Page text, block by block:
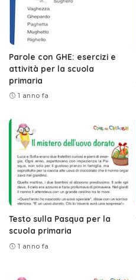
Parole con GHE: esercizi e
attività per la scuola
primaria
1 anno fa
Testo sulla Pasqua per la
scuola primaria
1 anno fa